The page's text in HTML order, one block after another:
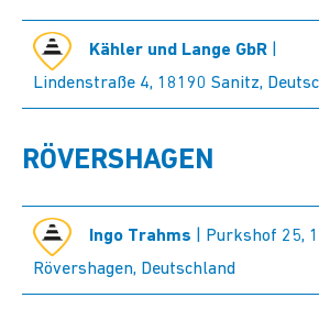
Kähler und Lange GbR
Lindenstraße 4, 18190 Sanitz,
RÖVERSHAGEN
Ingo Trahms | Purkshof 25,
Rövershagen, Deutschland